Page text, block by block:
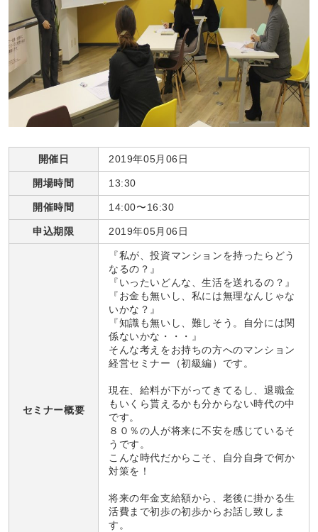
開催日 2019年05月06日
開場時間 13:30
開催時間 14:00〜16:30
申込期限 2019年05月06日
セミナー概要
『私が、投資マンションを持ったらどう
なるの？』
『いったいどんな、生活を送れるの？』
『お金も無いし、私には無理なんじゃな
いかな？』
『知識も無いし、難しそう。自分には関
係ないかな・・・』
そんな考えをお持ちの方へのマンション
経営セミナー（初級編）です。
現在、給料が下がってきてるし、退職金
もいくら貰えるかも分からない時代の中
です。
８０％の人が将来に不安を感じているそ
うです。
こんな時代だからこそ、自分自身で何か
対策を！
将来の年金支給額から、老後に掛かる生
活費まで初歩の初歩からお話し致しま
す。